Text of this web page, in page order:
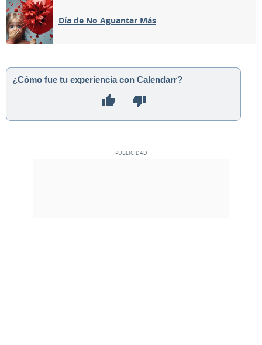
Día de No Aguantar Más
¿Cómo fue tu experiencia con Calendarr?